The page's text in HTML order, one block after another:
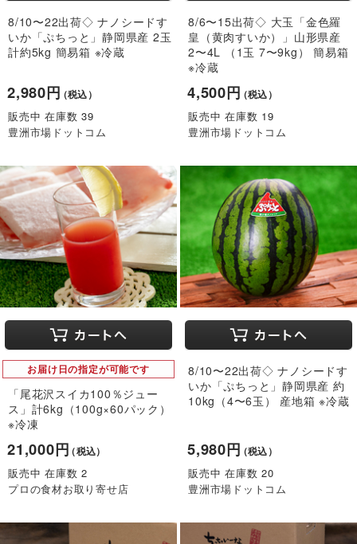
8/10〜22出荷◇ ナノシードす
いか「ぷちっと」静岡県産 2玉
計約5kg 簡易箱 ※冷蔵
2,980円（税込）
販売中 在庫数 39
豊洲市場ドットコム
8/6〜15出荷◇ 大玉「金色羅
皇（黄肉すいか）」山形県産
2〜4L （1玉 7〜9kg） 簡易箱
※冷蔵
4,500円（税込）
販売中 在庫数 19
豊洲市場ドットコム
お届け日の指定が可能です
「尾花沢スイカ100％ジュー
ス」計6kg（100g×60パック）
※冷凍
21,000円（税込）
販売中 在庫数 2
プロの食材お取り寄せ店
8/10〜22出荷◇ ナノシードす
いか「ぷちっと」静岡県産 約
10kg（4〜6玉） 産地箱 ※冷蔵
5,980円（税込）
販売中 在庫数 20
豊洲市場ドットコム